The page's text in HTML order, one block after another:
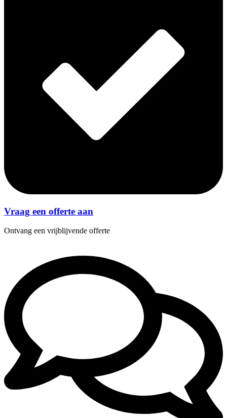
Vraag een offerte aan
Ontvang een vrijblijvende offerte